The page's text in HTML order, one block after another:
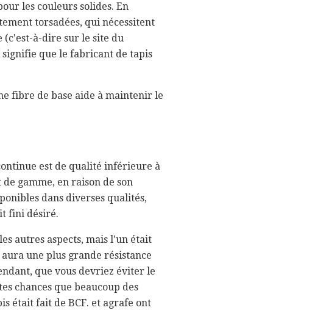
les couleurs solides. En
torsadées, qui nécessitent
à-dire sur le site du
que le fabricant de tapis
fibre de base aide à maintenir le
est de qualité inférieure à
gamme, en raison de son
dans diverses qualités,
fini désiré.
autres aspects, mais l'un était
une plus grande résistance
que vous devriez éviter le
chances que beaucoup des
était fait de BCF. et agrafe ont